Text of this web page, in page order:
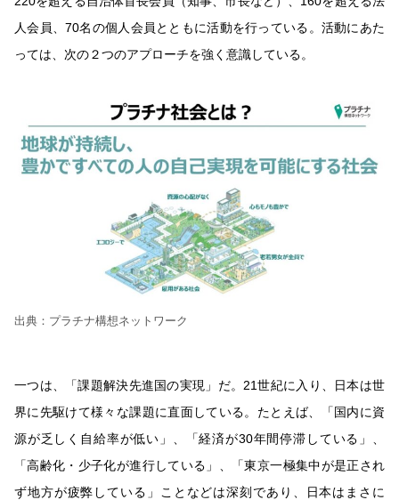
人会員、70名の個人会員とともに活動を行っている。活動にあた
っては、次の２つのアプローチを強く意識している。
出典：プラチナ構想ネットワーク
一つは、「課題解決先進国の実現」だ。21世紀に入り、日本は世
界に先駆けて様々な課題に直面している。たとえば、「国内に資
源が乏しく自給率が低い」、「経済が30年間停滞している」、
「高齢化・少子化が進行している」、「東京一極集中が是正され
ず地方が疲弊している」ことなどは深刻であり、日本はまさに